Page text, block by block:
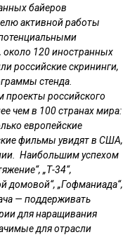
байеров
активной работы
около 120 иностранных
российские скрининги,
стенда.
проекты российского
чем в 100 странах мира:
европейские
фильмы увидят в США,
Наибольшим успехом
„Т-34“,
домовой“, „Гофманиада“,
— поддерживать
для наращивания
для отрасли